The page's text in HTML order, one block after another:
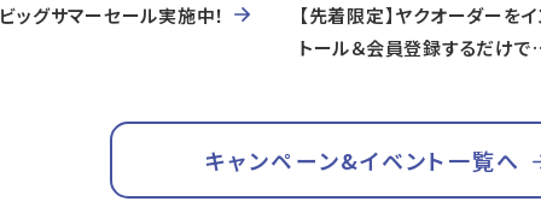
ビッグサマーセール実施中！
【先着限定】ヤクオーダーを
トール＆会員登録するだけで
キャンペーン&イベント一覧へ